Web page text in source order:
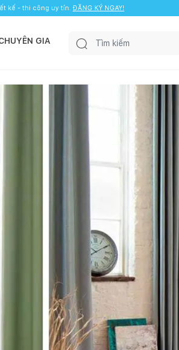
kế - thi công uy tín. ĐĂNG KÝ NGAY!
GIA